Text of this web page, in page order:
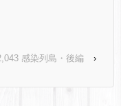
感染列島・後編
›